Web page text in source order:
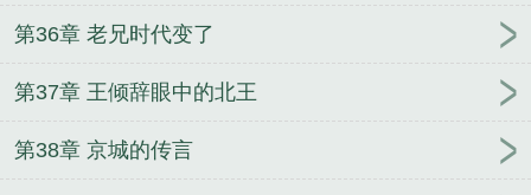
第36章 老兄时代变了
第37章 王倾辞眼中的北王
第38章 京城的传言